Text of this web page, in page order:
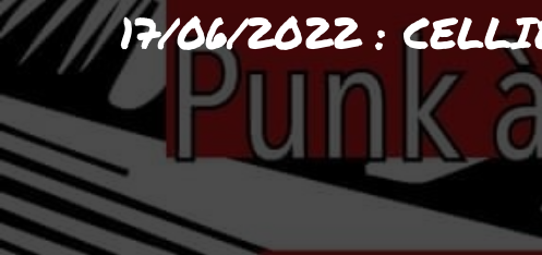
17/06/2022 :